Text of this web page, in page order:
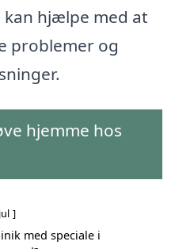
hjælpe med at
problemer og
hjemme hos
med speciale i